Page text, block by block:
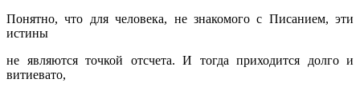
Понятно, что для человека, не знакомого с Писанием, эти
истины
не являются точкой отсчета. И тогда приходится долго и
витиевато,